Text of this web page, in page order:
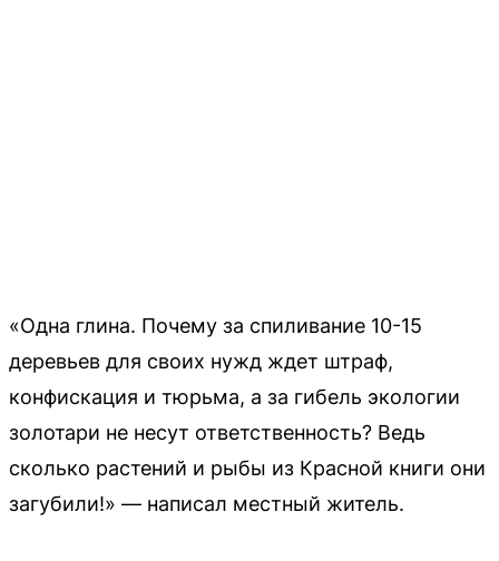
«Одна глина. Почему за спиливание 10-15
деревьев для своих нужд ждет штраф,
конфискация и тюрьма, а за гибель экологии
золотари не несут ответственность? Ведь
сколько растений и рыбы из Красной книги они
загубили!» — написал местный житель.